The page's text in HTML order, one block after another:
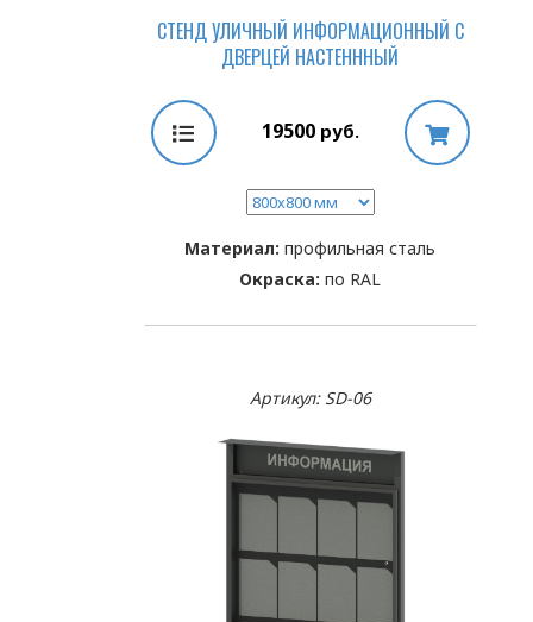
СТЕНД УЛИЧНЫЙ ИНФОРМАЦИОННЫЙ С
ДВЕРЦЕЙ НАСТЕНННЫЙ
19500руб.
Материал: профильная сталь
Окраска: по RAL
Артикул: SD-06